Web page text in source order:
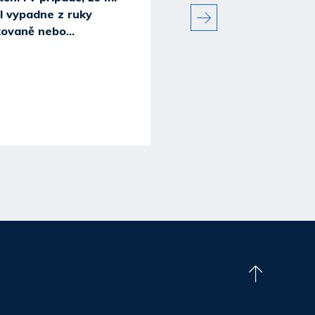
vypadne z ruky
nebo...
statistik prodejců
pojistit?